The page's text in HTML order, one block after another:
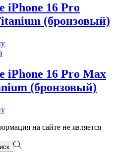
iPhone 16 Pro
(бронзовый)
iPhone 16 Pro Max
(бронзовый)
на сайте не является